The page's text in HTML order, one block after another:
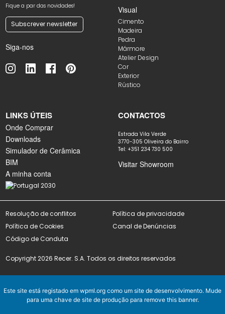
Fique a par das novidades!
Subscrever newsletter
Siga-nos
Visual
Cimento
Madeira
Pedra
Mármore
Atelier Design
Cor
Exterior
Rústico
LINKS ÚTEIS
Onde Comprar
Downloads
Simulador de Cerâmica
BIM
A minha conta
CONTACTOS
Estrada Vila Verde
3770-305 Oliveira do Bairro
Tel: +351 234 730 500
Visitar Showroom
Resolução de conflitos
Política de privacidade
Política de Cookies
Canal de Denúncias
Código de Conduta
Copyright 2026 Recer. S.A. Todos os direitos reservados
Este site está registado em wpml.org como um site de desenvolvimento. Mude
para uma chave de site de produção para remove this banner.